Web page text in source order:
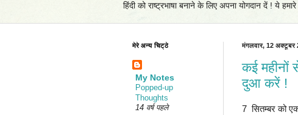
हिंदी को राष्ट्रभाषा बनाने के लिए अपना योगदान दें ! ये
मंगलवार, 12 अक्टूबर
कई
दुआ करें !
7 सितम्बर को
मेरे अन्य चिट्ठे
My Notes
Popped-up
Thoughts
14 वर्ष पहले